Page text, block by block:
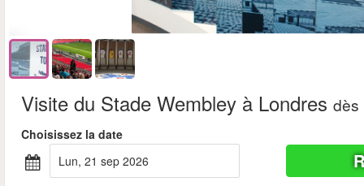
Visite du Stade Wembley à Londres dès
Choisissez la date
lun, 21 sep 2026